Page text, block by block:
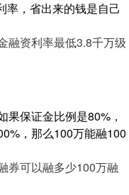
率，省出来的钱是自己
融资利率最低3.8千万级
果保证金比例是80%，
，那么100万能融100
券可以融多少100万融